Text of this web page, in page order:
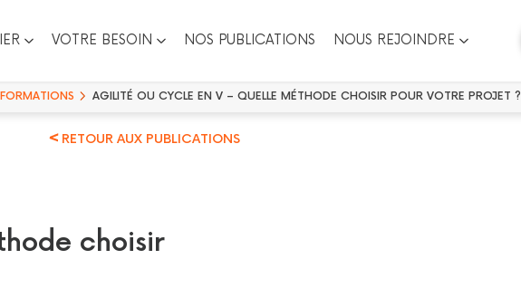
VOTRE BESOIN NOS PUBLICATIONS NOUS REJOINDRE
AGILITÉ OU CYCLE EN V – QUELLE MÉTHODE CHOISIR POUR VOTRE PROJET ?
RETOUR AUX PUBLICATIONS
choisir